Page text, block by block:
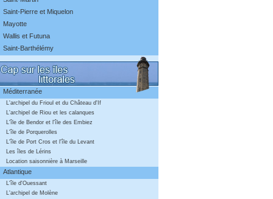
Saint-Pierre et Miquelon
Mayotte
Wallis et Futuna
Saint-Barthélémy
Méditerranée
L'archipel du Frioul et du Château d'If
L'archipel de Riou et les calanques
L'île de Bendor et l'île des Embiez
L'île de Porquerolles
L'île de Port Cros et l'île du Levant
Les îles de Lérins
Location saisonnière à Marseille
Atlantique
L'île d'Ouessant
L'archipel de Molène